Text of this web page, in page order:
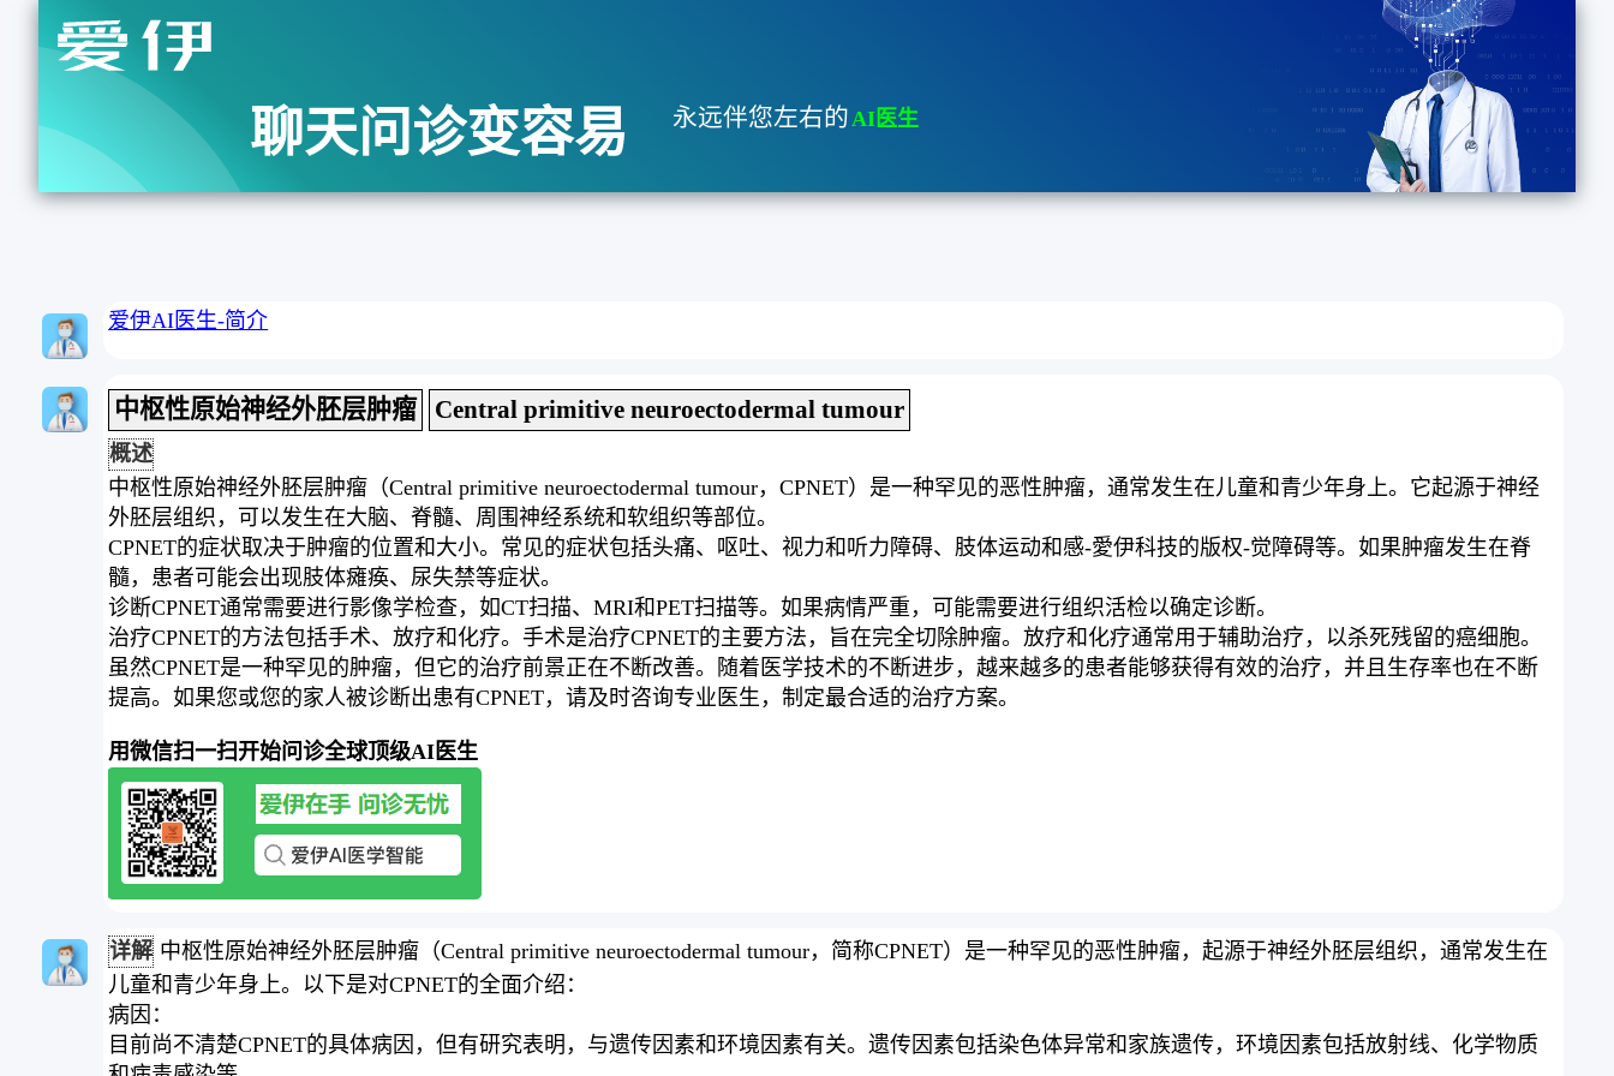
聊天问诊变容易 永远伴您左右的AI医生
爱伊AI医生-简介
中枢性原始神经外胚层肿瘤 Central primitive neuroectodermal tumour
概述
中枢性原始神经外胚层肿瘤（Central primitive neuroectodermal tumour，CPNET）是一种罕见的恶性肿瘤，通常发生在儿童和青少年身上。它起源于神经
外胚层组织，可以发生在大脑、脊髓、周围神经系统和软组织等部位。
CPNET的症状取决于肿瘤的位置和大小。常见的症状包括头痛、呕吐、视力和听力障碍、肢体运动和感-愛伊科技的版权-觉障碍等。如果肿瘤发生在脊
髓，患者可能会出现肢体瘫痪、尿失禁等症状。
诊断CPNET通常需要进行影像学检查，如CT扫描、MRI和PET扫描等。如果病情严重，可能需要进行组织活检以确定诊断。
治疗CPNET的方法包括手术、放疗和化疗。手术是治疗CPNET的主要方法，旨在完全切除肿瘤。放疗和化疗通常用于辅助治疗，以杀死残留的癌细胞。
虽然CPNET是一种罕见的肿瘤，但它的治疗前景正在不断改善。随着医学技术的不断进步，越来越多的患者能够获得有效的治疗，并且生存率也在不断
提高。如果您或您的家人被诊断出患有CPNET，请及时咨询专业医生，制定最合适的治疗方案。
用微信扫一扫开始问诊全球顶级AI医生
详解 中枢性原始神经外胚层肿瘤（Central primitive neuroectodermal tumour，简称CPNET）是一种罕见的恶性肿瘤，起源于神经外胚层组织，通常发生在
儿童和青少年身上。以下是对CPNET的全面介绍：
病因：
目前尚不清楚CPNET的具体病因，但有研究表明，与遗传因素和环境因素有关。遗传因素包括染色体异常和家族遗传，环境因素包括放射线、化学物质